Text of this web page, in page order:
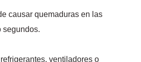
causar quemaduras en las
segundos.
ventiladores o